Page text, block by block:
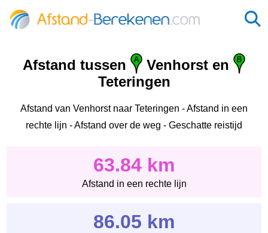
Afstand tussen
Venhorst en
Teteringen
Afstand van Venhorst naar Teteringen - Afstand in een
rechte lijn - Afstand over de weg - Geschatte reistijd
63.84 km
Afstand in een rechte lijn
86.05 km